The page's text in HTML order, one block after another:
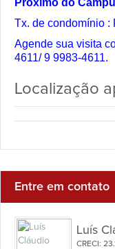
Próximo do
Tx. de condomínio :
Agende sua visita
4611/ 9 9983-4611.
Localização
Entre em contato
Luís
CRECI: